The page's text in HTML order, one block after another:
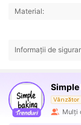
Material:
Informații de
Vânzător
Mulți